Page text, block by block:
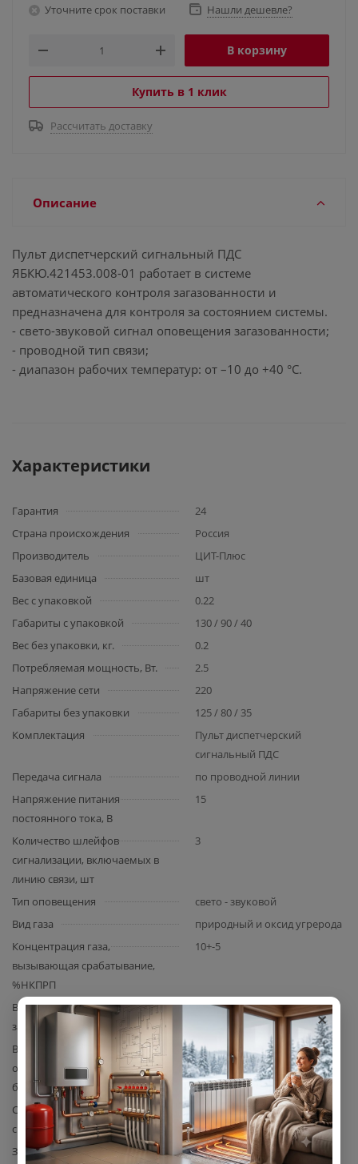
Уточните срок поставки Нашли дешевле?
В корзину
Купить в 1 клик
Рассчитать доставку
Описание
Пульт диспетчерский сигнальный ПДС
ЯБКЮ.421453.008-01 работает в системе
автоматического контроля загазованности и
предназначена для контроля за состоянием системы.
- свето-звуковой сигнал оповещения загазованности;
- проводной тип связи;
- диапазон рабочих температур: от –10 до +40 °С.
Характеристики
Гарантия
24
Страна происхождения
Россия
Производитель
ЦИТ-Плюс
Базовая единица
шт
Вес с упаковкой
0.22
Габариты с упаковкой
130 / 90 / 40
Вес без упаковки, кг.
0.2
Потребляемая мощность, Вт.
2.5
Напряжение сети
220
Габариты без упаковки
125 / 80 / 35
Комплектация
Пульт диспетчерский
сигнальный ПДС
Передача сигнала
по проводной линии
Напряжение питания
постоянного тока, В
15
Количество шлейфов
сигнализации, включаемых в
линию связи, шт
3
Тип оповещения
свето - звуковой
Вид газа
природный и оксид угрерода
Концентрация газа,
вызывающая срабатывание,
%НКПРП
10+-5
Время срабатывания при
загазованности, с, не более
15
Время срабатывания системы
от внешнего сигнала, с, не
более
1
Срок службы сенсоров в
сигнализаторах, лет
5
Закрытие клапана при
Да
×